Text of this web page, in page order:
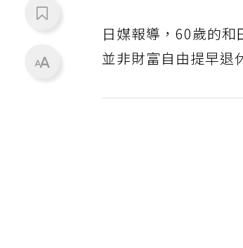
日媒報導，60歲的
並非財富自由提早退